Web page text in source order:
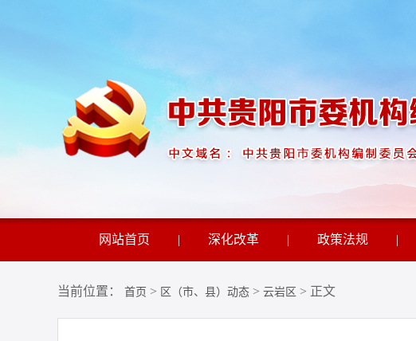
网站首页 | 深化改革 | 政策法规 |
当前位置： 首页 > 区（市、县）动态 > 云岩区 > 正文